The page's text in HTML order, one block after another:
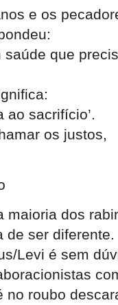
e os
que
ao sacrifício’.
os justos,
maioria dos
de ser
Levi é sem
no roubo